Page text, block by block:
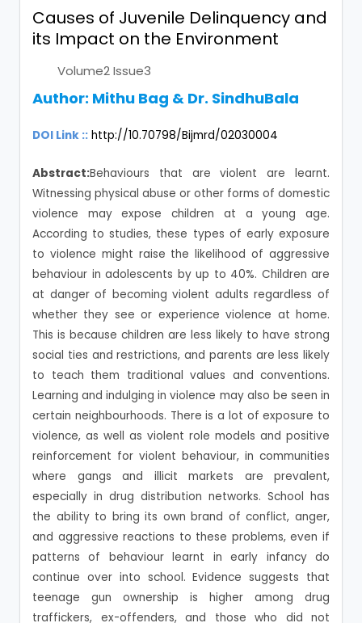
Causes of Juvenile Delinquency and
its Impact on the Environment
Volume2 Issue3
Author: Mithu Bag & Dr. SindhuBala
DOI Link :: http://10.70798/Bijmrd/02030004
Abstract:Behaviours that are violent are learnt.
Witnessing physical abuse or other forms of domestic
violence may expose children at a young age.
According to studies, these types of early exposure
to violence might raise the likelihood of aggressive
behaviour in adolescents by up to 40%. Children are
at danger of becoming violent adults regardless of
whether they see or experience violence at home.
This is because children are less likely to have strong
social ties and restrictions, and parents are less likely
to teach them traditional values and conventions.
Learning and indulging in violence may also be seen in
certain neighbourhoods. There is a lot of exposure to
violence, as well as violent role models and positive
reinforcement for violent behaviour, in communities
where gangs and illicit markets are prevalent,
especially in drug distribution networks. School has
the ability to bring its own brand of conflict, anger,
and aggressive reactions to these problems, even if
patterns of behaviour learnt in early infancy do
continue over into school. Evidence suggests that
teenage gun ownership is higher among drug
traffickers, ex-offenders, and those who did not